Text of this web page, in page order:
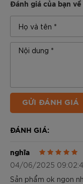
Đánh giá của bạn về
GỬI ĐÁNH GIÁ
ĐÁNH GIÁ:
nghĩa
04/06/2025
Sản phẩm ok ngon